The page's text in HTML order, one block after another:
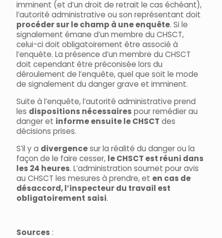
imminent (et d’un droit de retrait le cas échéant),
l’autorité administrative ou son représentant doit
procéder sur le champ à une enquête. Si le
signalement émane d’un membre du CHSCT,
celui-ci doit obligatoirement être associé à
l’enquête. La présence d’un membre du CHSCT
doit cependant être préconisée lors du
déroulement de l’enquête, quel que soit le mode
de signalement du danger grave et imminent.
Suite à l’enquête, l’autorité administrative prend
les dispositions nécessaires pour remédier au
danger et informe ensuite le CHSCT des
décisions prises.
S’il y a divergencesur la réalité du danger ou la
façon de le faire cesser, le CHSCT est réuni dans
les 24 heures. L’administration soumet pour avis
au CHSCT les mesures à prendre, et en cas de
désaccord, l’inspecteur du travail est
obligatoirement saisi.
Sources :